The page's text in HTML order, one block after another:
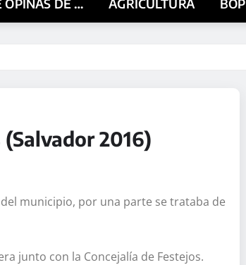
OPINAS DE … AGRICULTURA BOP
2016)
municipio, por una parte se trataba de
junto con la Concejalía de Festejos.